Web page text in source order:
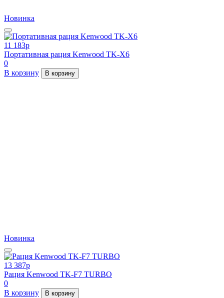
Новинка
11 183p
Портативная рация Kenwood TK-X6
0
В корзину
В корзину
Новинка
13 387p
Рация Kenwood TK-F7 TURBO
0
В корзину
В корзину